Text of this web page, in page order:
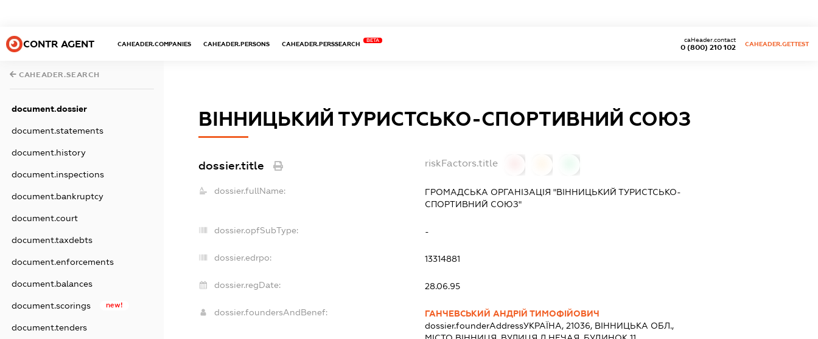
CONTR AGENT CAHEADER.COMPANIES CAHEADER.PERSONS CAHEADER.PERSSEARCH
BETA
0 (800) 210 102
caHeader.contact
CAHEADER.GETTEST
CAHEADER.SEARCH
document.dossier
document.statements
document.history
document.inspections
document.bankruptcy
document.court
document.taxdebts
document.enforcements
document.balances
document.scorings new!
document.tenders
ВІННИЦЬКИЙ ТУРИСТСЬКО-СПОРТИВНИЙ СОЮЗ
dossier.title riskFactors.title
dossier.fullName:
ГРОМАДСЬКА ОРГАНІЗАЦІЯ "ВІННИЦЬКИЙ ТУРИСТСЬКО-
СПОРТИВНИЙ СОЮЗ"
dossier.opfSubType: -
dossier.edrpo: 13314881
dossier.regDate: 28.06.95
dossier.foundersAndBenef:
ГАНЧЕВСЬКИЙ АНДРІЙ ТИМОФІЙОВИЧ
dossier.founderAddressУКРАЇНА, 21036, ВІННИЦЬКА ОБЛ.,